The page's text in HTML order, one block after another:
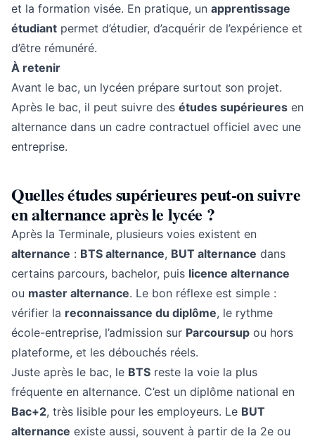
et la formation visée. En pratique, un apprentissage
étudiant permet d’étudier, d’acquérir de l’expérience et
d’être rémunéré.
À retenir
Avant le bac, un lycéen prépare surtout son projet.
Après le bac, il peut suivre des études supérieures en
alternance dans un cadre contractuel officiel avec une
entreprise.
Quelles études supérieures peut-on suivre
en alternance après le lycée ?
Après la Terminale, plusieurs voies existent en
alternance : BTS alternance, BUT alternance dans
certains parcours, bachelor, puis licence alternance
ou master alternance. Le bon réflexe est simple :
vérifier la reconnaissance du diplôme, le rythme
école-entreprise, l’admission sur Parcoursup ou hors
plateforme, et les débouchés réels.
Juste après le bac, le BTS reste la voie la plus
fréquente en alternance. C’est un diplôme national en
Bac+2, très lisible pour les employeurs. Le BUT
alternance existe aussi, souvent à partir de la 2e ou